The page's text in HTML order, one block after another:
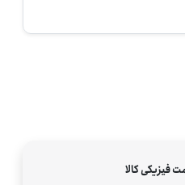
فیزیکی کالا